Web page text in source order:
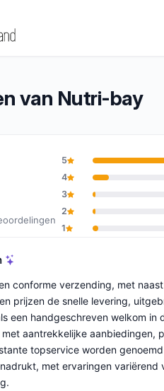
van Nutri-bay
9,6 van 10
5
4
3
2
1
conforme verzending, met
prijzen de snelle levering,
een handgeschreven welkom
aantrekkelijke aanbiedingen,
topservice worden
met ervaringen